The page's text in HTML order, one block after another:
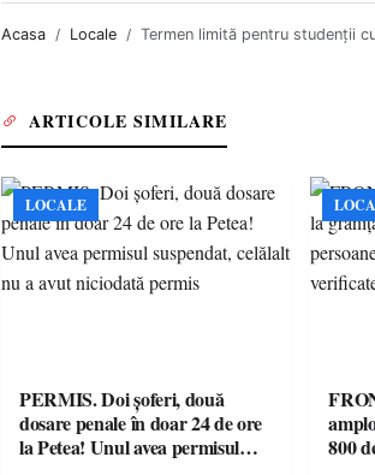
Acasa Locale Termen limită pentru studenții
ARTICOLE SIMILARE
LOCALE
PERMIS. Doi șoferi, două
dosare penale în doar 24 de ore
la Petea! Unul avea permisul
800